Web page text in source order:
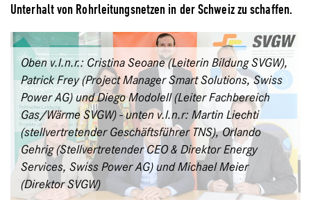
Unterhalt von Rohrleitungsnetzen in der Schweiz zu schaffen.
Oben v.l.n.r.: Cristina Seoane (Leiterin Bildung SVGW),
Patrick Frey (Project Manager Smart Solutions, Swiss
Power AG) und Diego Modolell (Leiter Fachbereich
Gas/Wärme SVGW) - unten v.l.n.r: Martin Liechti
(stellvertretender Geschäftsführer TNS), Orlando
Gehrig (Stellvertretender CEO & Direktor Energy
Services, Swiss Power AG) und Michael Meier
(Direktor SVGW)